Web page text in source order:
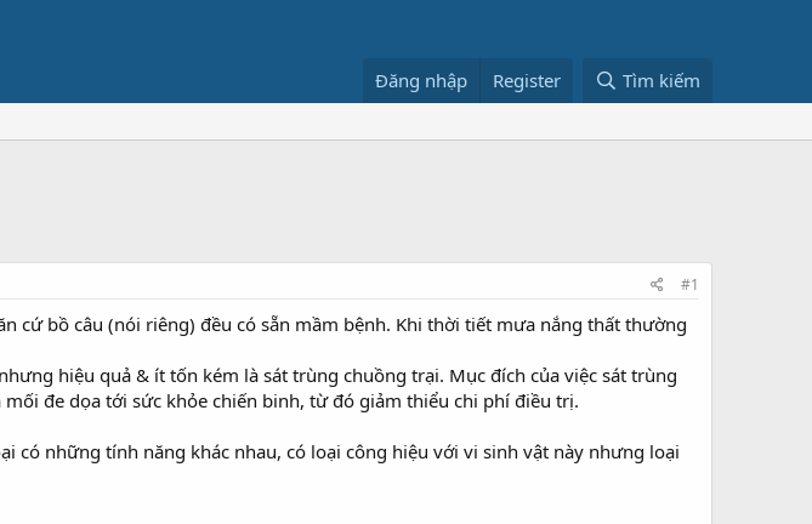
Đăng nhập Register Tìm kiếm
#1
cứ bồ câu (nói riêng) đều có sẵn mầm bệnh. Khi thời tiết mưa nắng thất thường
hiệu quả & ít tốn kém là sát trùng chuồng trại. Mục đích của việc sát trùng
đe dọa tới sức khỏe chiến binh, từ đó giảm thiểu chi phí điều trị.
có những tính năng khác nhau, có loại công hiệu với vi sinh vật này nhưng loại